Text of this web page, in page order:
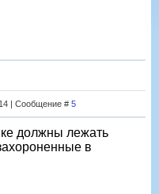
| Сообщение # 5
должны лежать
в